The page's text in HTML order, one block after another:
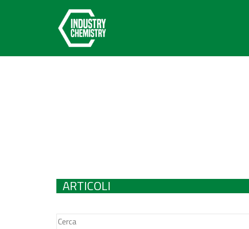
ARTICOLI